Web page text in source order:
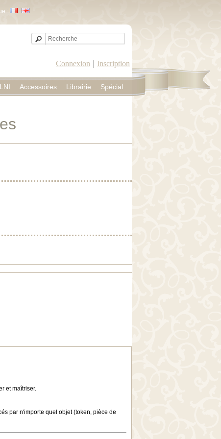
:
Connexion | Inscription
Accessoires Librairie Spécial
et maîtriser.
par n'importe quel objet (token, pièce de